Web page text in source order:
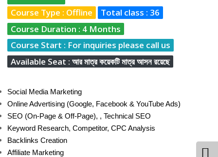
Course Type : Offline
Total class : 36
Course Duration : 4 Months
Course Start : For inquiries please call us
Available Seat : আর মাত্র কয়েকটি মাত্র আসন রয়েছে
Social Media Marketing
Online Advertising (Google, Facebook & YouTube Ads)
SEO (On-Page & Off-Page), , Technical SEO
Keyword Research, Competitor, CPC Analysis
Backlinks Creation
Affiliate Marketing